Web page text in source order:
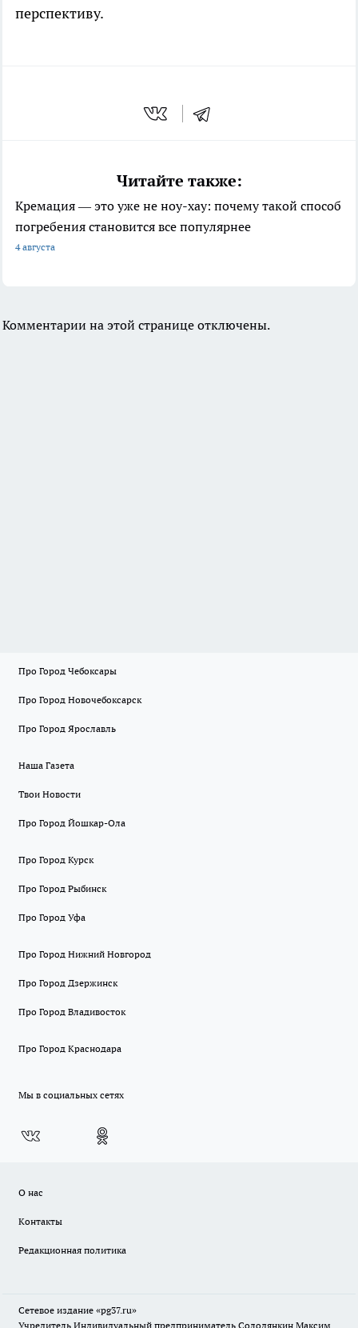
перспективу.
Читайте также:
Кремация — это уже не ноу-хау: почему такой способ
погребения становится все популярнее
4 августа
Комментарии на этой странице отключены.
Про Город Чебоксары
Про Город Новочебоксарск
Про Город Ярославль
Наша Газета
Твои Новости
Про Город Йошкар-Ола
Про Город Курск
Про Город Рыбинск
Про Город Уфа
Про Город Нижний Новгород
Про Город Дзержинск
Про Город Владивосток
Про Город Краснодара
Мы в социальных сетях
О нас
Контакты
Редакционная политика
Сетевое издание «pg37.ru»
Учредитель Индивидуальный предприниматель Солодянкин Максим